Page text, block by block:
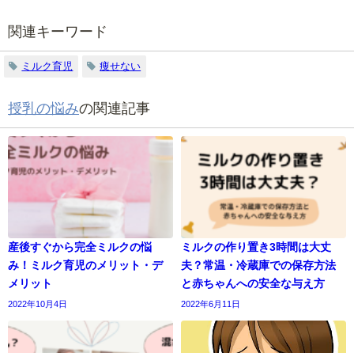
関連キーワード
ミルク育児 痩せない
授乳の悩みの関連記事
産後すぐから完全ミルクの悩
み！ミルク育児のメリット・デ
メリット
2022年10月4日
ミルクの作り置き3時間は大丈
夫？常温・冷蔵庫での保存方法
と赤ちゃんへの安全な与え方
2022年6月11日